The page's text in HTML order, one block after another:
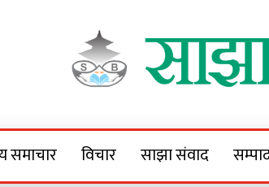
Sajha
समाचार विचार साझा संवाद